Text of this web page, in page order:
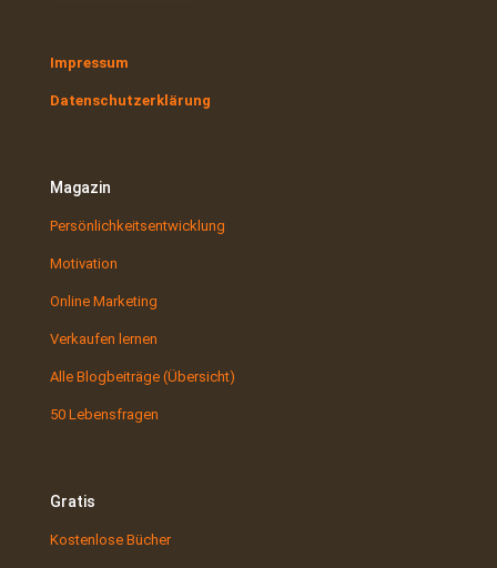
Impressum
Datenschutzerklärung
Magazin
Persönlichkeitsentwicklung
Motivation
Online Marketing
Verkaufen lernen
Alle Blogbeiträge (Übersicht)
50 Lebensfragen
Gratis
Kostenlose Bücher